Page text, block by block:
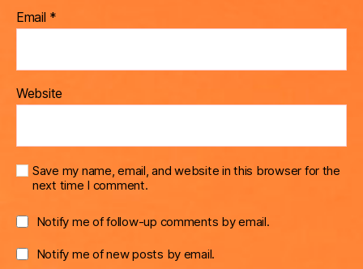
Email *
Website
Save my name, email, and website in this browser for the
next time I comment.
Notify me of follow-up comments by email.
Notify me of new posts by email.